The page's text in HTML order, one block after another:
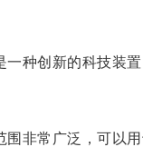
创新的科技装置
常广泛，可以用